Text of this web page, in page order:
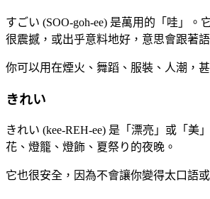
すごい (SOO-goh-ee) 是萬用的「哇」。
很震撼，或出乎意料地好，意思會跟著語
你可以用在煙火、舞蹈、服裝、人潮，
きれい
きれい (kee-REH-ee) 是「漂亮」或「美
花、燈籠、燈飾、夏祭り的夜晚。
它也很安全，因為不會讓你變得太口語或